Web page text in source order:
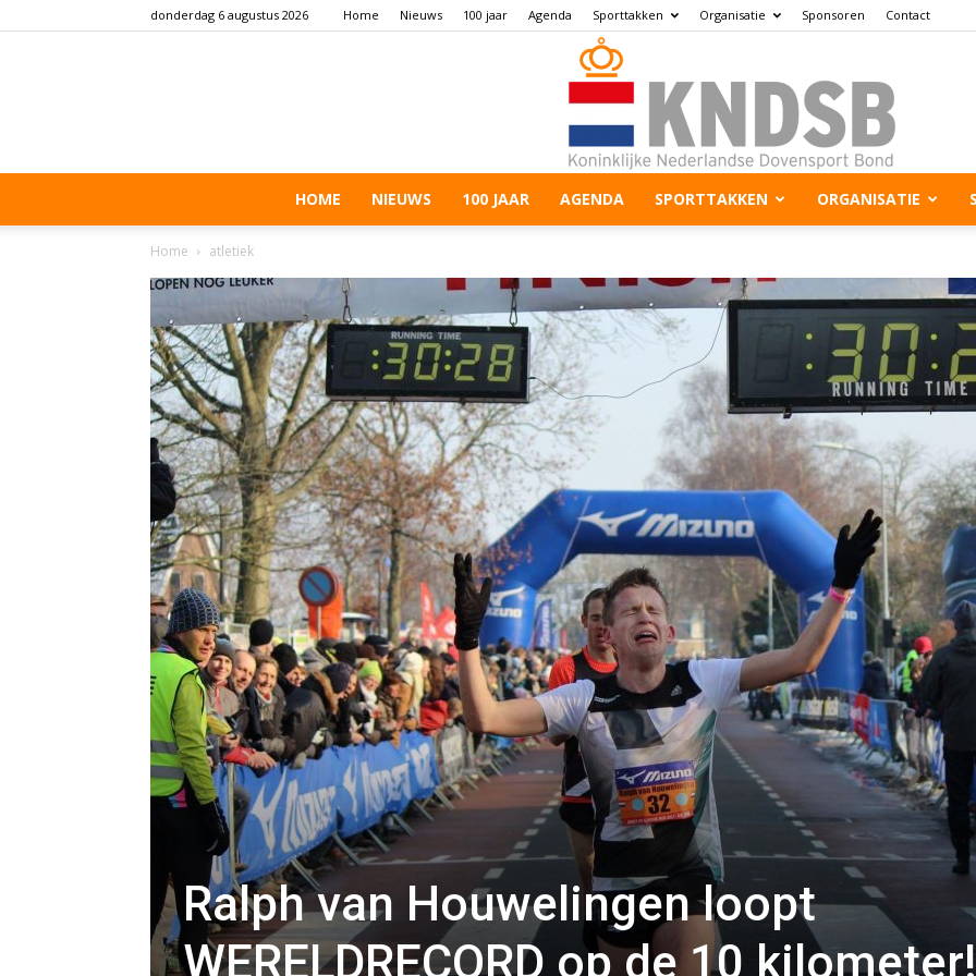
donderdag 6 augustus 2026 Home Nieuws 100 jaar Agenda Sporttakken Organisatie Sponsoren Contact
HOME NIEUWS 100 JAAR AGENDA SPORTTAKKEN ORGANISATIE
Home atletiek
Ralph van Houwelingen loopt
WERELDRECORD op de 10 kilometer!